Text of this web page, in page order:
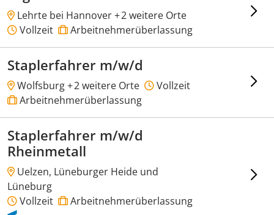
Lehrte bei Hannover +2 weitere Orte
Vollzeit
Arbeitnehmerüberlassung
Staplerfahrer m/w/d
Wolfsburg +2 weitere Orte
Vollzeit
Arbeitnehmerüberlassung
Staplerfahrer m/w/d
Rheinmetall
Uelzen, Lüneburger Heide und
Lüneburg
Vollzeit
Arbeitnehmerüberlassung